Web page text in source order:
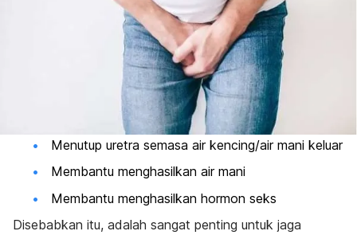
Menutup uretra semasa air kencing/air mani keluar
Membantu menghasilkan air mani
Membantu menghasilkan hormon seks
Disebabkan itu, adalah sangat penting untuk jaga